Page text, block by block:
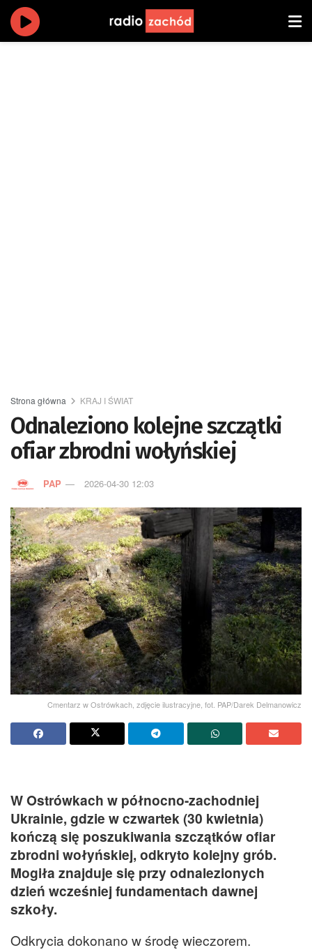
Strona główna KRAJ I ŚWIAT
Odnaleziono kolejne szczątki
ofiar zbrodni wołyńskiej
PAP 2026-04-30 12:03
Cmentarz w Ostrówkach, zdjęcie ilustracyjne, fot. PAP/Darek Delmanowicz
W Ostrówkach w północno-zachodniej
Ukrainie, gdzie w czwartek (30 kwietnia)
kończą się poszukiwania szczątków ofiar
zbrodni wołyńskiej, odkryto kolejny grób.
Mogiła znajduje się przy odnalezionych
dzień wcześniej fundamentach dawnej
szkoły.
Odkrycia dokonano w środę wieczorem.